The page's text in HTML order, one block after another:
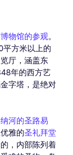
物馆的参观。
方米以上的
厅，涵盖东
年的西方艺
字塔，是绝对
河的圣路易
雅的圣礼拜堂
，内部陈列着